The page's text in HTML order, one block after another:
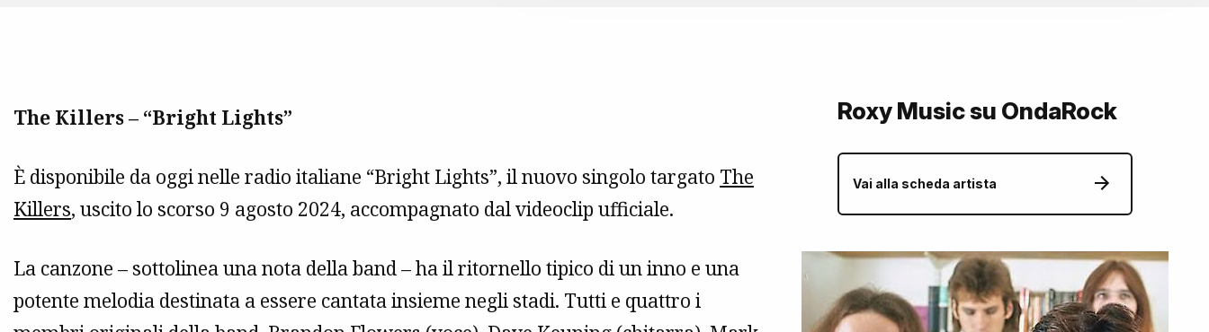
The Killers – “Bright Lights”
È disponibile da oggi nelle radio italiane “Bright Lights”, il nuovo singolo targato The
Killers, uscito lo scorso 9 agosto 2024, accompagnato dal videoclip ufficiale.
La canzone – sottolinea una nota della band – ha il ritornello tipico di un inno e una
potente melodia destinata a essere cantata insieme negli stadi. Tutti e quattro i
Roxy Music su OndaRock
Vai alla scheda artista